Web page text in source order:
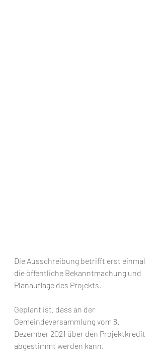
Die Ausschreibung betrifft erst einmal
die öffentliche Bekanntmachung und
Planauflage des Projekts.
Geplant ist, dass an der
Gemeindeversammlung vom 8.
Dezember 2021 über den Projektkredit
abgestimmt werden kann.